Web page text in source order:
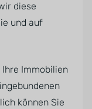
diese
und auf
Immobilien
können Sie